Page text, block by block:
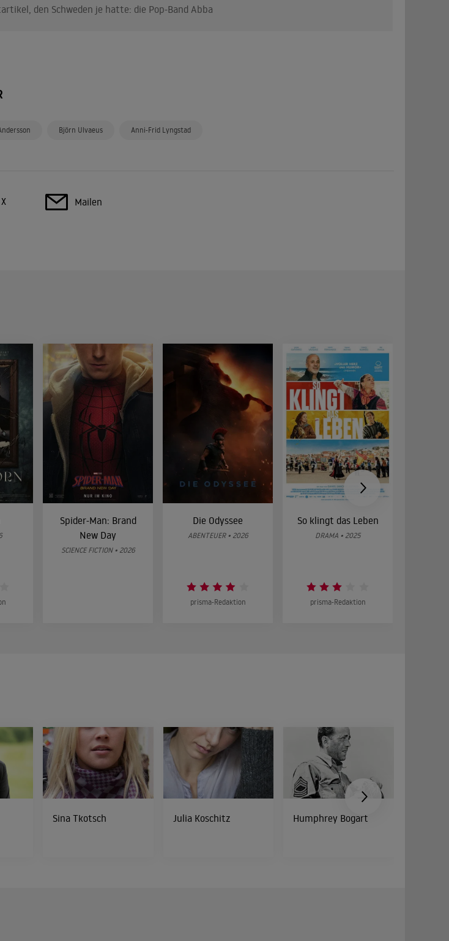
den Schweden je hatte: die Pop-Band Abba
Björn Ulvaeus Anni-Frid Lyngstad
X Mailen
Spider-Man: Brand
New Day
SCIENCE FICTION • 2026
Die Odyssee
ABENTEUER • 2026
prisma-Redaktion
So klingt das Leben
DRAMA • 2025
prisma-Redaktion
Sina Tkotsch Julia Koschitz Humphrey Bogart